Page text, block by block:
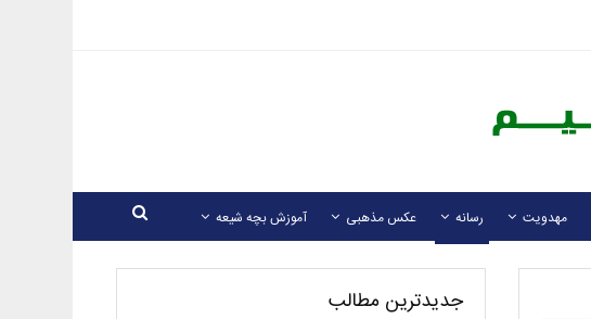
مهدویت رسانه عکس مذهبی آموزش بچه شیعه
جدیدترین مطالب